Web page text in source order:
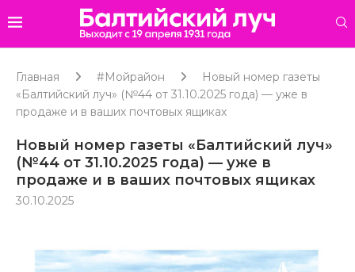
Главная #Мойрайон
Новый номер газеты
«Балтийский луч» (№44 от 31.10.2025 года) — уже в
продаже и в ваших почтовых ящиках
Новый номер газеты «Балтийский луч»
(№44 от 31.10.2025 года) — уже в
продаже и в ваших почтовых ящиках
30.10.2025